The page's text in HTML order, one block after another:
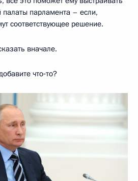
палаты парламента – если,
соответствующее решение.
вначале.
что‑то?